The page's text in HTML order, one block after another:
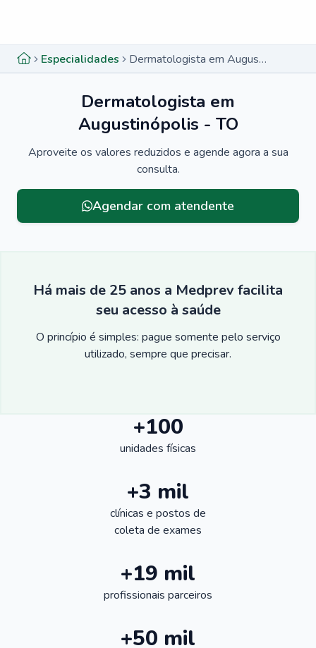
Especialidades Dermatologista em Augustinópolis - TO
Dermatologista em
Augustinópolis - TO
Aproveite os valores reduzidos e agende agora a sua
consulta.
Agendar com atendente
Há mais de 25 anos a Medprev facilita
seu acesso à saúde
O princípio é simples: pague somente pelo serviço
utilizado, sempre que precisar.
+100
unidades físicas
+3 mil
clínicas e postos de
coleta de exames
+19 mil
profissionais parceiros
+50 mil